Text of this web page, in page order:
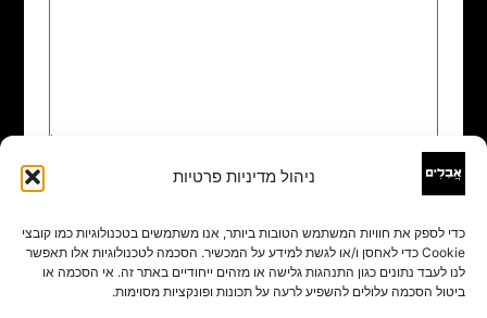
ניהול מדיניות פרטיות
כדי לספק את חוויות המשתמש הטובות ביותר, אנו משתמשים בטכנולוגיות כמו קובצי
Cookie כדי לאחסן ו/או לגשת למידע על המכשיר. הסכמה לטכנולוגיות אלו תאפשר
לנו לעבד נתונים כגון התנהגות גלישה או מזהים ייחודיים באתר זה. אי הסכמה או
ביטול הסכמה עלולים להשפיע לרעה על תכונות ופונקציות מסוימות.
שם
אימייל*